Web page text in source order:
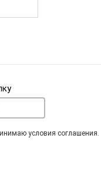
условия соглашения.